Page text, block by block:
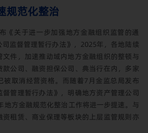
规范化整治
《关于进一步加强地方金融组织监管的通
监督管理暂行办法》，2025年，各地陆续
文件，加速推动域内地方金融组织的整顿与
款公司、融资担保公司、典当行在内，多家
被取消经营资格。而随着7月金监总局发布
督管理暂行办法》，明确地方资产管理公司
地方金融规范化整治工作将进一步提速。与
资租赁、商业保理等板块的上层监管规则亦